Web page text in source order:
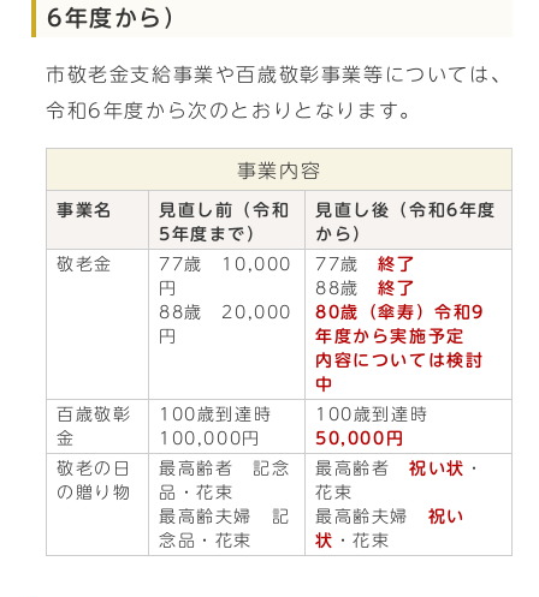
6年度から）
市敬老金支給事業や百歳敬彰事業等については、
令和6年度から次のとおりとなります。
事業内容
事業名
見直し前（令和
5年度まで）
見直し後（令和6年度
から）
敬老金
77歳 10,000
円
88歳 20,000
円
77歳終了
88歳終了
80歳（傘寿）令和9
年度から実施予定
内容については検討
中
百歳敬彰
金
100歳到達時
100,000円
100歳到達時
50,000円
敬老の日
の贈り物
最高齢者 記念
品・花束
最高齢夫婦 記
念品・花束
最高齢者 祝い状 ・
花束
最高齢夫婦 祝い
状 ・花束